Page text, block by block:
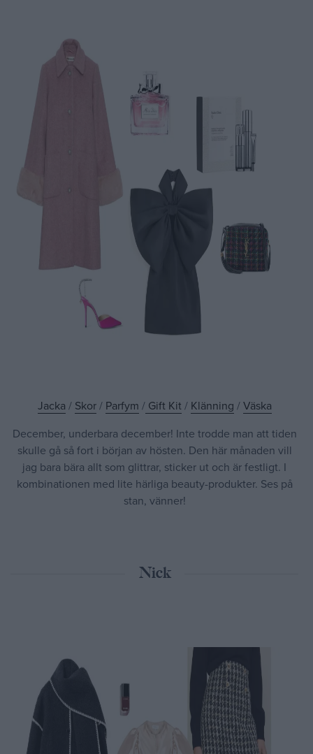
Jacka / Skor/ Parfym /Gift Kit / Klänning / Väska
December, underbara december! Inte trodde man att tiden
skulle gå så fort i början av hösten. Den här månaden vill
jag bara bära allt som glittrar, sticker ut och är festligt. I
kombinationen med lite härliga beauty-produkter. Ses på
stan, vänner!
Nick